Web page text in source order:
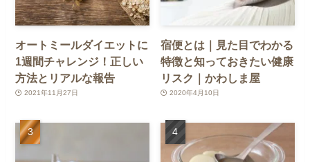
オートミールダイエットに
1週間チャレンジ！正しい
方法とリアルな報告
2021年11月27日
宿便とは｜見た目でわかる
特徴と知っておきたい健康
リスク｜かわしま屋
2020年4月10日